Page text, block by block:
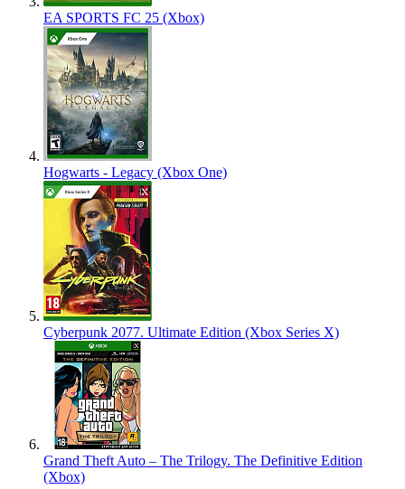
EA SPORTS FC 25 (Xbox)
Hogwarts - Legacy (Xbox One)
Cyberpunk 2077. Ultimate Edition (Xbox Series X)
Grand Theft Auto – The Trilogy. The Definitive Edition
(Xbox)